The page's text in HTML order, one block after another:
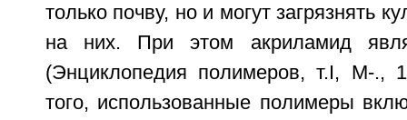
только почву, но и могут загрязнять
на них. При этом акриламид
(Энциклопедия полимеров, т.I, M-.,
того, использованные полимеры